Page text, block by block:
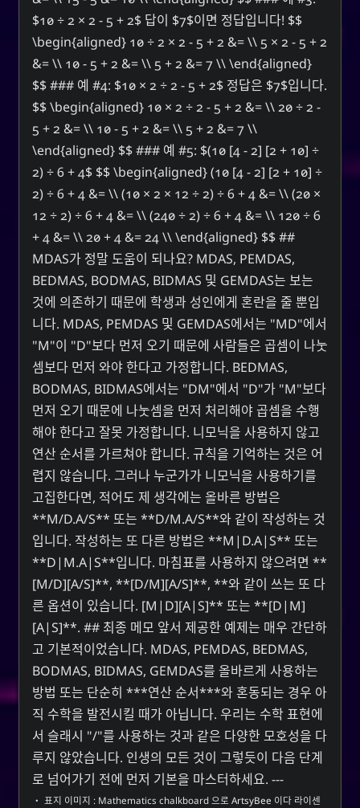
$10 ÷ 2 × 2 - 5 + 2$ 답이 $7$이면 정답입니다! $$
\begin{aligned} 10 ÷ 2 × 2 - 5 + 2 &= \\ 5 × 2 - 5 + 2
&= \\ 10 - 5 + 2 &= \\ 5 + 2 &= 7 \\ \end{aligned}
$$ ### 예 #4: $10 × 2 ÷ 2 - 5 + 2$ 정답은 $7$입니다.
$$ \begin{aligned} 10 × 2 ÷ 2 - 5 + 2 &= \\ 20 ÷ 2 -
5 + 2 &= \\ 10 - 5 + 2 &= \\ 5 + 2 &= 7 \\
\end{aligned} $$ ### 예 #5: $(10 [4 - 2] [2 + 10] ÷
2) ÷ 6 + 4$ $$ \begin{aligned} (10 [4 - 2] [2 + 10] ÷
2) ÷ 6 + 4 &= \\ (10 × 2 × 12 ÷ 2) ÷ 6 + 4 &= \\ (20 ×
12 ÷ 2) ÷ 6 + 4 &= \\ (240 ÷ 2) ÷ 6 + 4 &= \\ 120 ÷ 6
+ 4 &= \\ 20 + 4 &= 24 \\ \end{aligned} $$ ##
MDAS가 정말 도움이 되나요? MDAS, PEMDAS,
BEDMAS, BODMAS, BIDMAS 및 GEMDAS는 보는
것에 의존하기 때문에 학생과 성인에게 혼란을 줄 뿐입
니다. MDAS, PEMDAS 및 GEMDAS에서는 "MD"에서
"M"이 "D"보다 먼저 오기 때문에 사람들은 곱셈이 나눗
셈보다 먼저 와야 한다고 가정합니다. BEDMAS,
BODMAS, BIDMAS에서는 "DM"에서 "D"가 "M"보다
먼저 오기 때문에 나눗셈을 먼저 처리해야 곱셈을 수행
해야 한다고 잘못 가정합니다. 니모닉을 사용하지 않고
연산 순서를 가르쳐야 합니다. 규칙을 기억하는 것은 어
렵지 않습니다. 그러나 누군가가 니모닉을 사용하기를
고집한다면, 적어도 제 생각에는 올바른 방법은
**M/D.A/S** 또는 **D/M.A/S**와 같이 작성하는 것
입니다. 작성하는 또 다른 방법은 **M|D.A|S** 또는
**D|M.A|S**입니다. 마침표를 사용하지 않으려면 **
[M/D][A/S]**, **[D/M][A/S]**, **와 같이 쓰는 또 다
른 옵션이 있습니다. [M|D][A|S]** 또는 **[D|M]
[A|S]**. ## 최종 메모 앞서 제공한 예제는 매우 간단하
고 기본적이었습니다. MDAS, PEMDAS, BEDMAS,
BODMAS, BIDMAS, GEMDAS를 올바르게 사용하는
방법 또는 단순히 ***연산 순서***와 혼동되는 경우 아
직 수학을 발전시킬 때가 아닙니다. 우리는 수학 표현에
서 슬래시 "/"를 사용하는 것과 같은 다양한 모호성을 다
루지 않았습니다. 인생의 모든 것이 그렇듯이 다음 단계
로 넘어가기 전에 먼저 기본을 마스터하세요. ---
・ 표지 이미지 : Mathematics chalkboard 으로 ArtsyBee 이다 라이센